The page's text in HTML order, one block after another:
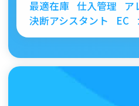
最適在庫 仕入管理 ア
決断アシスタント
EC